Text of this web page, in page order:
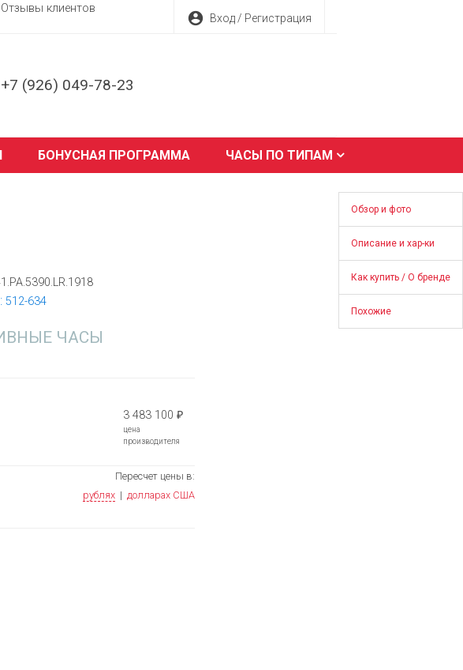
Отзывы клиентов
account_circle Вход / Регистрация
+7 (926) 049-78-23
БОНУСНАЯ ПРОГРАММА ЧАСЫ ПО ТИПАМ
Обзор и фото
Описание и хар-ки
Как купить / О бренде
Похожие
512-634
ЧАСЫ
3 483 100₽
цена
производителя
Пересчет цены в:
рублях | долларах США